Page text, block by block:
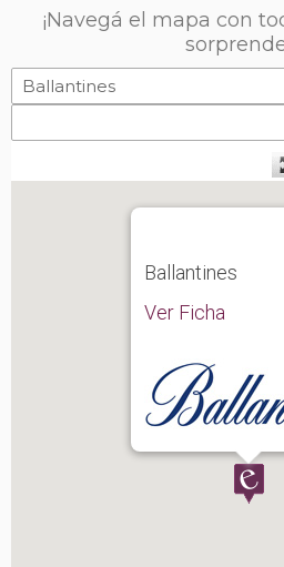
¡Navegá el mapa con
Ballantines
Ver Ficha